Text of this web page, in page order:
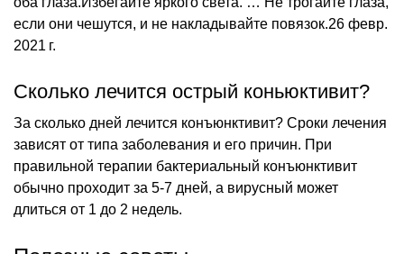
если они чешутся, и не накладывайте повязок.26 февр.
2021 г.
Сколько лечится острый коньюктивит?
За сколько дней лечится конъюнктивит? Сроки лечения
зависят от типа заболевания и его причин. При
правильной терапии бактериальный конъюнктивит
обычно проходит за 5-7 дней, а вирусный может
длиться от 1 до 2 недель.